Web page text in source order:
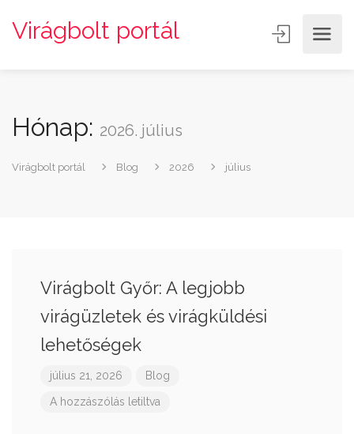
Virágbolt portál
Hónap: 2026. július
Virágbolt portál Blog 2026 július
Virágbolt Győr: A legjobb
virágüzletek és virágküldési
lehetőségek
július 21, 2026 Blog
A hozzászólás letiltva